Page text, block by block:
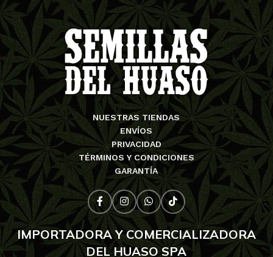
NUESTRAS TIENDAS
ENVÍOS
PRIVACIDAD
TÉRMINOS Y CONDICIONES
GARANTÍA
IMPORTADORA Y COMERCIALIZADORA
DEL HUASO SPA